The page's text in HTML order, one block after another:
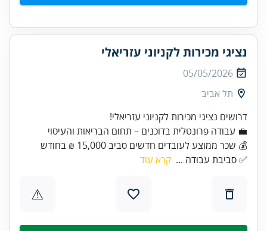
נציגי מכירות לקניוני עזריאלי
05/05/2026
תל אביב
דרושים נציגי מכירות לקניוני עזריאלי!
💼 עבודה פרונטלית בדוכנים – תחום הבריאות והעיסוי
💰 שכר ממוצע לעובדים חדשים סביב 15,000 ₪ בחודש
✅ סביבת עבודה ... קרא עוד
⚠